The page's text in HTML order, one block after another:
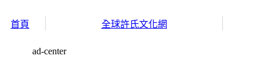
首頁 全球許氏文化網
ad-center